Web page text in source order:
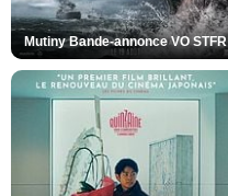
Mutiny Bande-annonce VO STFR